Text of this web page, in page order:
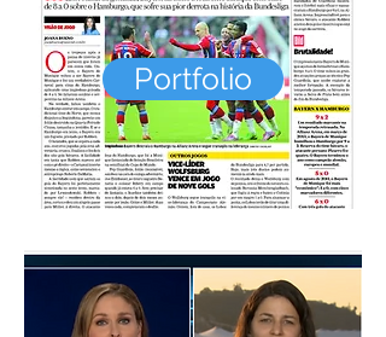
Portfolio